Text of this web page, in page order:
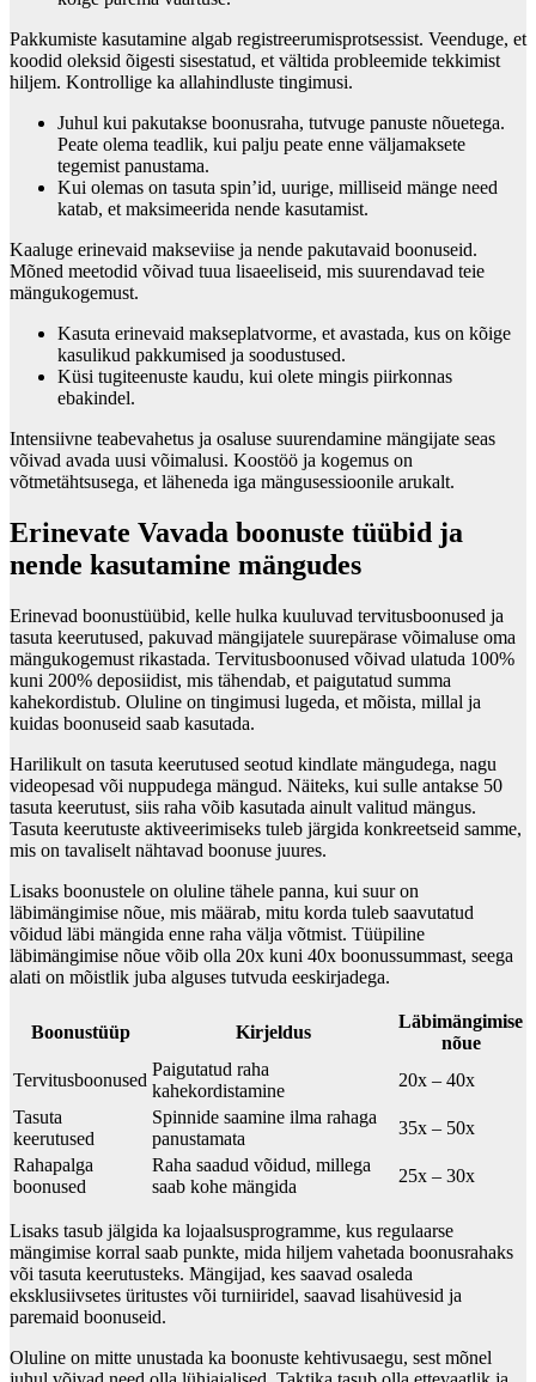
Pakkumiste kasutamine algab registreerumisprotsessist. Veenduge, et
koodid oleksid õigesti sisestatud, et vältida probleemide tekkimist
hiljem. Kontrollige ka allahindluste tingimusi.
Juhul kui pakutakse boonusraha, tutvuge panuste nõuetega.
Peate olema teadlik, kui palju peate enne väljamaksete
tegemist panustama.
Kui olemas on tasuta spin’id, uurige, milliseid mänge need
katab, et maksimeerida nende kasutamist.
Kaaluge erinevaid makseviise ja nende pakutavaid boonuseid.
Mõned meetodid võivad tuua lisaeeliseid, mis suurendavad teie
mängukogemust.
Kasuta erinevaid makseplatvorme, et avastada, kus on kõige
kasulikud pakkumised ja soodustused.
Küsi tugiteenuste kaudu, kui olete mingis piirkonnas
ebakindel.
Intensiivne teabevahetus ja osaluse suurendamine mängijate seas
võivad avada uusi võimalusi. Koostöö ja kogemus on
võtmetähtsusega, et läheneda iga mängusessioonile arukalt.
Erinevate Vavada boonuste tüübid ja
nende kasutamine mängudes
Erinevad boonustüübid, kelle hulka kuuluvad tervitusboonused ja
tasuta keerutused, pakuvad mängijatele suurepärase võimaluse oma
mängukogemust rikastada. Tervitusboonused võivad ulatuda 100%
kuni 200% deposiidist, mis tähendab, et paigutatud summa
kahekordistub. Oluline on tingimusi lugeda, et mõista, millal ja
kuidas boonuseid saab kasutada.
Harilikult on tasuta keerutused seotud kindlate mängudega, nagu
videopesad või nuppudega mängud. Näiteks, kui sulle antakse 50
tasuta keerutust, siis raha võib kasutada ainult valitud mängus.
Tasuta keerutuste aktiveerimiseks tuleb järgida konkreetseid samme,
mis on tavaliselt nähtavad boonuse juures.
Lisaks boonustele on oluline tähele panna, kui suur on
läbimängimise nõue, mis määrab, mitu korda tuleb saavutatud
võidud läbi mängida enne raha välja võtmist. Tüüpiline
läbimängimise nõue võib olla 20x kuni 40x boonussummast, seega
alati on mõistlik juba alguses tutvuda eeskirjadega.
Boonustüüp Kirjeldus
Läbimängimise
nõue
Tervitusboonused
Paigutatud raha
kahekordistamine
20x – 40x
Tasuta
keerutused
Spinnide saamine ilma rahaga
panustamata
35x – 50x
Rahapalga
boonused
Raha saadud võidud, millega
saab kohe mängida
25x – 30x
Lisaks tasub jälgida ka lojaalsusprogramme, kus regulaarse
mängimise korral saab punkte, mida hiljem vahetada boonusrahaks
või tasuta keerutusteks. Mängijad, kes saavad osaleda
eksklusiivsetes üritustes või turniiridel, saavad lisahüvesid ja
paremaid boonuseid.
Oluline on mitte unustada ka boonuste kehtivusaegu, sest mõnel